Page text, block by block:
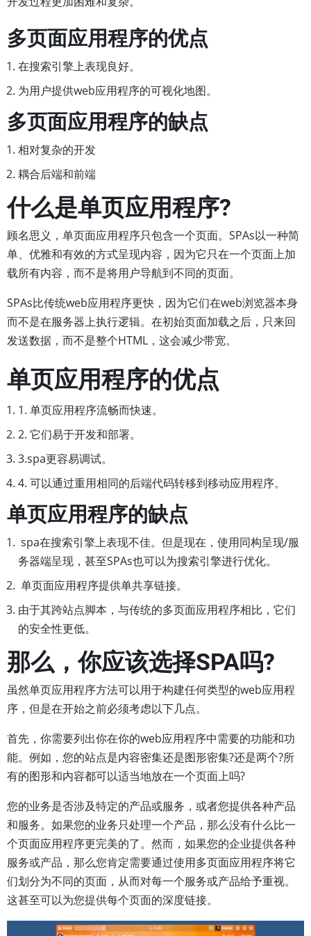
多页面应用程序的优点
在搜索引擎上表现良好。
为用户提供web应用程序的可视化地图。
多页面应用程序的缺点
相对复杂的开发
耦合后端和前端
什么是单页应用程序?
顾名思义，单页面应用程序只包含一个页面。SPAs以一种简
单、优雅和有效的方式呈现内容，因为它只在一个页面上加
载所有内容，而不是将用户导航到不同的页面。
SPAs比传统web应用程序更快，因为它们在web浏览器本身
而不是在服务器上执行逻辑。在初始页面加载之后，只来回
发送数据，而不是整个HTML，这会减少带宽。
单页应用程序的优点
1. 单页应用程序流畅而快速。
2. 它们易于开发和部署。
3.spa更容易调试。
4. 可以通过重用相同的后端代码转移到移动应用程序。
单页应用程序的缺点
spa在搜索引擎上表现不佳。但是现在，使用同构呈现/服
务器端呈现，甚至SPAs也可以为搜索引擎进行优化。
单页面应用程序提供单共享链接。
由于其跨站点脚本，与传统的多页面应用程序相比，它们
的安全性更低。
那么，你应该选择SPA吗?
虽然单页应用程序方法可以用于构建任何类型的web应用程
序，但是在开始之前必须考虑以下几点。
首先，你需要列出你在你的web应用程序中需要的功能和功
能。例如，您的站点是内容密集还是图形密集?还是两个?所
有的图形和内容都可以适当地放在一个页面上吗?
您的业务是否涉及特定的产品或服务，或者您提供各种产品
和服务。如果您的业务只处理一个产品，那么没有什么比一
个页面应用程序更完美的了。然而，如果您的企业提供各种
服务或产品，那么您肯定需要通过使用多页面应用程序将它
们划分为不同的页面，从而对每一个服务或产品给予重视。
这甚至可以为您提供每个页面的深度链接。